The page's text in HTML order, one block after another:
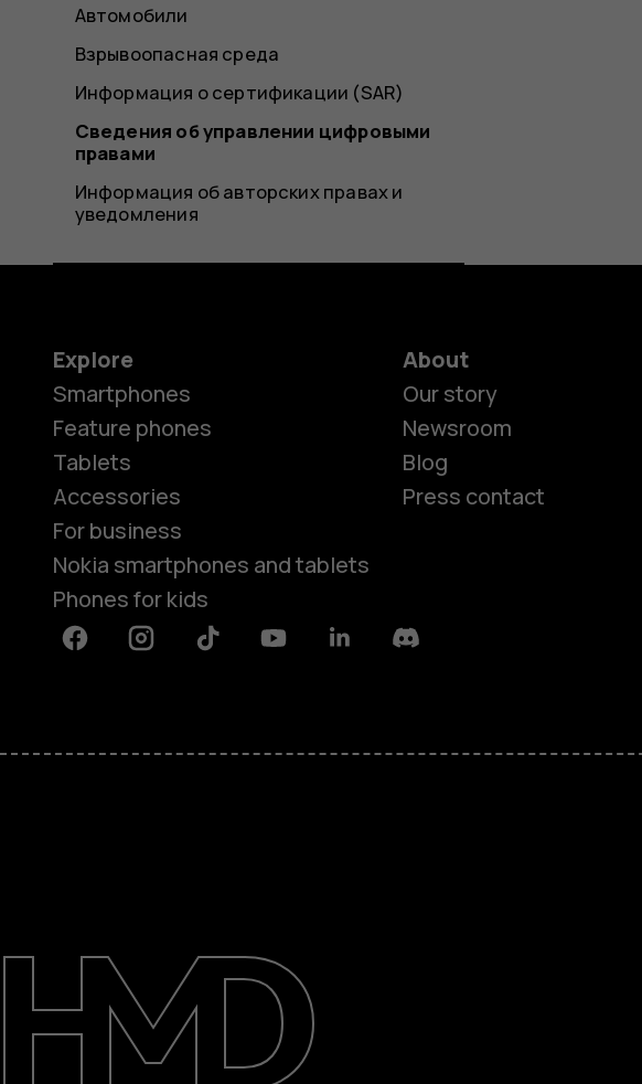
Support
International
Автомобили
Взрывоопасная среда
Информация о сертификации (SAR)
Сведения об управлении цифровыми
правами
Информация об авторских правах и
уведомления
Explore
Smartphones
Feature phones
Tablets
Accessories
For business
Nokia smartphones and tablets
Phones for kids
About
Our story
Newsroom
Blog
Press contact
FacebookInstagramTiktok YoutubeLinkedinDiscord